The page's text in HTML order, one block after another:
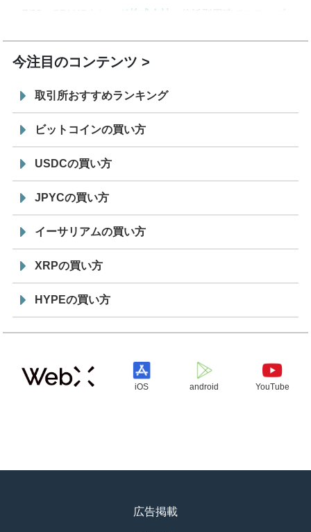
7/29
SBI VCトレード株式会社
信託型円建てステーブル
今注目のコンテンツ
取引所おすすめランキング
ビットコインの買い方
USDCの買い方
JPYCの買い方
イーサリアムの買い方
XRPの買い方
HYPEの買い方
iOS android YouTube
広告掲載